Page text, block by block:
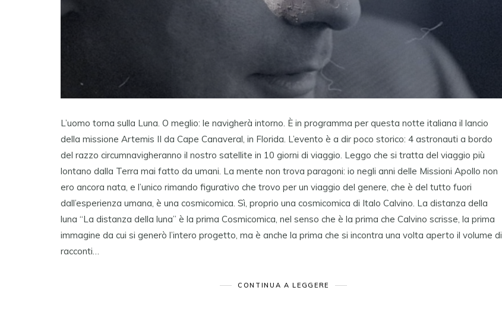
L’uomo torna sulla Luna. O meglio: le navigherà intorno. È in programma per questa notte italiana il lancio
della missione Artemis II da Cape Canaveral, in Florida. L’evento è a dir poco storico: 4 astronauti a bordo
del razzo circumnavigheranno il nostro satellite in 10 giorni di viaggio. Leggo che si tratta del viaggio più
lontano dalla Terra mai fatto da umani. La mente non trova paragoni: io negli anni delle Missioni Apollo non
ero ancora nata, e l’unico rimando figurativo che trovo per un viaggio del genere, che è del tutto fuori
dall’esperienza umana, è una cosmicomica. Sì, proprio una cosmicomica di Italo Calvino. La distanza della
luna “La distanza della luna” è la prima Cosmicomica, nel senso che è la prima che Calvino scrisse, la prima
immagine da cui si generò l’intero progetto, ma è anche la prima che si incontra una volta aperto il volume di
racconti…
CONTINUA A LEGGERE